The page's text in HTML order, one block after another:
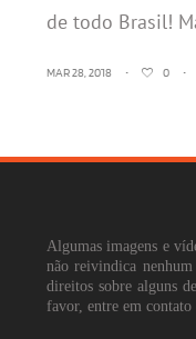
de todo Brasil!
MAR 28, 2018 • 0 •
Algumas imagens e
não reivindica
direitos sobre alguns
favor, entre em